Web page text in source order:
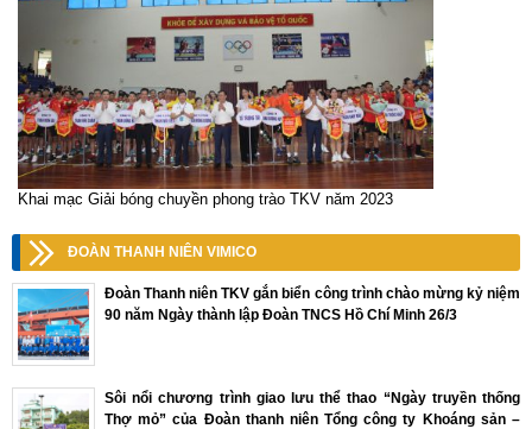
Khai mạc Giải bóng chuyền phong trào TKV năm 2023
ĐOÀN THANH NIÊN VIMICO
Đoàn Thanh niên TKV gắn biển công trình chào mừng kỷ niệm
90 năm Ngày thành lập Đoàn TNCS Hồ Chí Minh 26/3
Sôi nổi chương trình giao lưu thể thao “Ngày truyền thống
Thợ mỏ” của Đoàn thanh niên Tổng công ty Khoáng sản –